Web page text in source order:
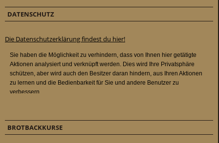
DATENSCHUTZ
Die Datenschutzerklärung findest du hier!
BROTBACKKURSE